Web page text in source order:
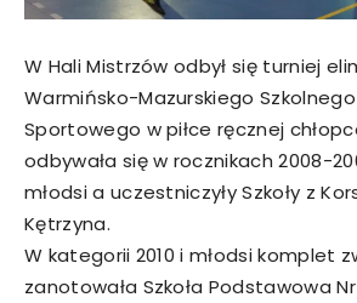
W Hali Mistrzów odbył się turniej
Warmińsko-Mazurskiego
Sportowego w piłce ręcznej
odbywała się w rocznikach 2008-
młodsi a uczestniczyły Szkoły z
Kętrzyna.
W kategorii 2010 i młodsi komplet
zanotowała Szkoła Podstawowa